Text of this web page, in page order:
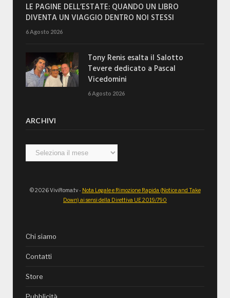
LE PAGINE DELL’ESTATE: QUANDO UN LIBRO
DIVENTA UN VIAGGIO DENTRO NOI STESSI
6 Agosto 2026
Tony Renis esalta il Salotto
Tevere dedicato a Pascal
Vicedomini
6 Agosto 2026
ARCHIVI
Archivi
© 2026 ViviRoma.tv - Nota Legale e Rimozione Rapida (Notice and Take
Down) ai sensi della Direttiva UE 2019/790
Chi siamo
Contatti
Store
Pubblicità